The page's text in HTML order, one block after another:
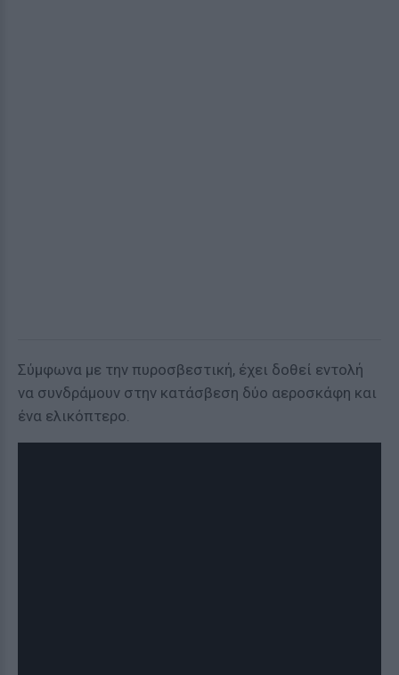
Σύμφωνα με την πυροσβεστική, έχει δοθεί εντολή
να συνδράμουν στην κατάσβεση δύο αεροσκάφη και
ένα ελικόπτερο.